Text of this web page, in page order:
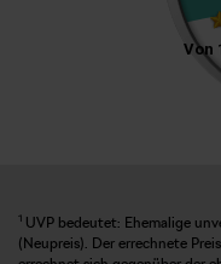
1 UVP bedeutet: Ehemalige
(Neupreis). Der errechnete